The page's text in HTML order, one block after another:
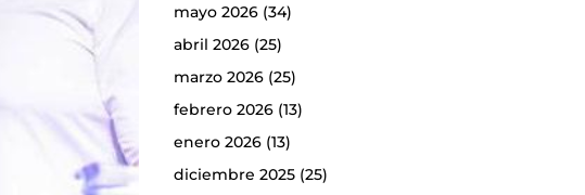
mayo 2026(34)
abril 2026(25)
marzo 2026(25)
febrero 2026(13)
enero 2026(13)
diciembre 2025(25)